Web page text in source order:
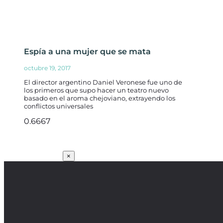
Espía a una mujer que se mata
octubre 19, 2017
El director argentino Daniel Veronese fue uno de
los primeros que supo hacer un teatro nuevo
basado en el aroma chejoviano, extrayendo los
conflictos universales
×